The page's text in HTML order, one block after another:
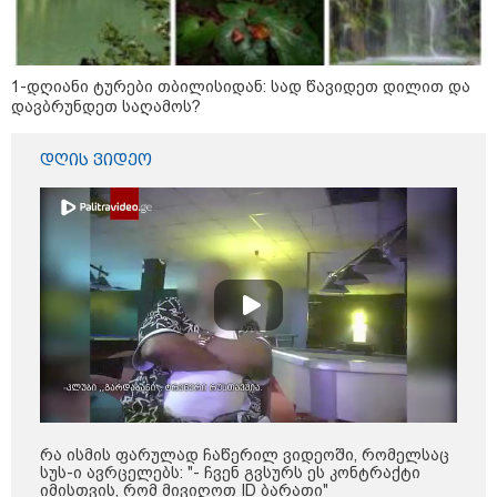
ასობით ჭურვი აღმოაჩინეს -
"რიგრიგობით
ფეთქდებოდნენ..."
კატეგორიის ყველა სიახლე
2008 წლის რუსეთ-საქართველოს
ომიდან 18 წელი გავიდა
სამოქალაქო საზოგადოების
წარმომადგენლები 2008 წლის
ომის 18 წლისთავთან
დაკავშირებით ერთობლივ
განცხადებას ავრცელებენ
1-დღიანი ტურები თბილისიდან: სად წავიდეთ დილით და
დავბრუნდეთ საღამოს?
დღის ვიდეო
რა ისმის ფარულად ჩაწერილ ვიდეოში, რომელსაც
სუს-ი ავრცელებს: "- ჩვენ გვსურს ეს კონტრაქტი
იმისთვის, რომ მივიღოთ ID ბარათი"